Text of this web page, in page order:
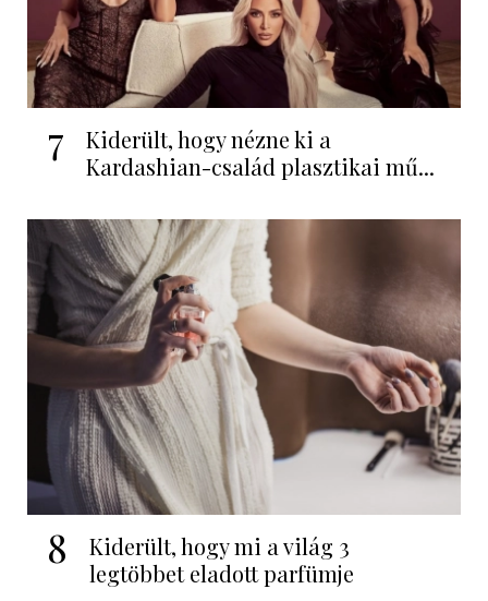
7
Kiderült, hogy nézne ki a
Kardashian-család plasztikai mű...
8
Kiderült, hogy mi a világ 3
legtöbbet eladott parfümje